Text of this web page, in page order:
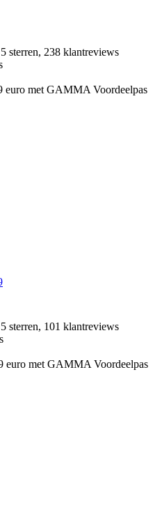
sterren, 238 klantreviews
euro met GAMMA Voordeelpas
sterren, 101 klantreviews
euro met GAMMA Voordeelpas